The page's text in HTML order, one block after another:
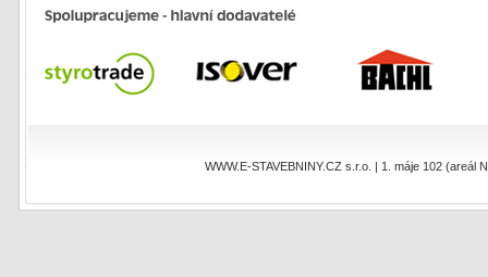
WWW.E-STAVEBNINY.CZ s.r.o. | 1. máje 102